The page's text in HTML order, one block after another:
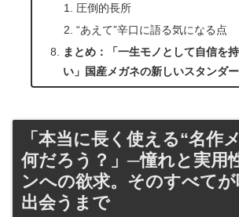
圧倒的長所
“あえて”辛口に語る気になる点
まとめ：「一生モノとして自信を
い」国産メガネの新しいスタンダ
「本当に長く使える“名作
何だろう？」─憧れと実用
ンへの欲求。そのすべて
出会うまで